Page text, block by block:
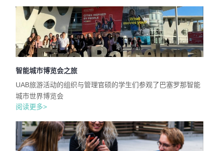
智能城市博览会之旅
UAB旅游活动的组织与管理官硕的学生们参观了巴塞罗那智能
城市世界博览会
阅读更多>